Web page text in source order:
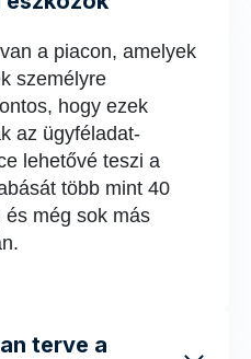
a piacon, amelyek
személyre
hogy ezek
az ügyféladat-
lehetővé teszi a
több mint 40
még sok más
terve a